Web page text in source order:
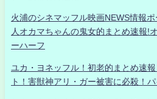
火浦のシネマッフル映画NEWS情報
人オカマちゃんの鬼女的まとめ速報!
ーハーフ
ユカ・ヨネッフル！初老的まとめ速
ト！害獣神アリ・ガー被害に必殺！